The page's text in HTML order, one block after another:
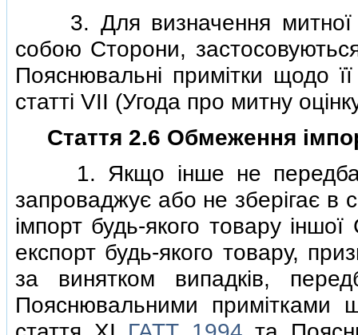
3. Для визначення митної
собою Сторони,
Пояснювальнi примiтки щодо
статтi VII (Угода про митну
Стаття 2.6 Обмеження
1. Якщо iнше не
запроваджує або не зберiгає в
iмпорт будь-якого товару
експорт будь-якого товару,
за винятком випадкiв,
Пояснювальними примiтками